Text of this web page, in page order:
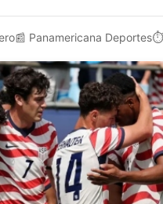
📰 Panamericana Deportes⏱️